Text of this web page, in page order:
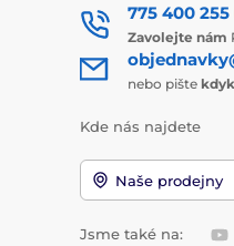
775 400 255
Zavolejte nám
nebo pište
Kde nás najdete
Naše prodejny
Jsme také na: